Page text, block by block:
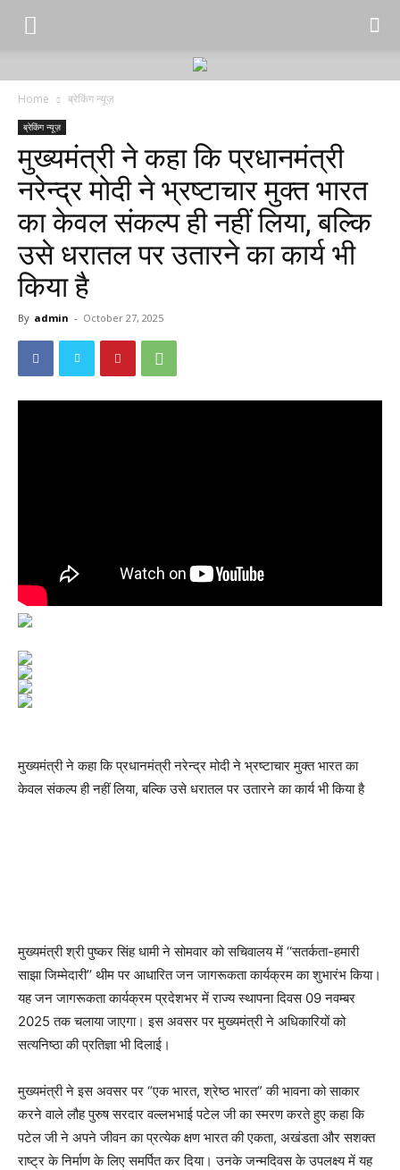
Home ब्रेकिंग न्यूज़
ब्रेकिंग न्यूज़
मुख्यमंत्री ने कहा कि प्रधानमंत्री
नरेन्द्र मोदी ने भ्रष्टाचार मुक्त भारत
का केवल संकल्प ही नहीं लिया, बल्कि
उसे धरातल पर उतारने का कार्य भी
किया है
By admin - October 27, 2025
मुख्यमंत्री ने कहा कि प्रधानमंत्री नरेन्द्र मोदी ने भ्रष्टाचार मुक्त भारत का
केवल संकल्प ही नहीं लिया, बल्कि उसे धरातल पर उतारने का कार्य भी किया है
मुख्यमंत्री श्री पुष्कर सिंह धामी ने सोमवार को सचिवालय में ‘‘सतर्कता-हमारी
साझा जिम्मेदारी’’ थीम पर आधारित जन जागरूकता कार्यक्रम का शुभारंभ किया।
यह जन जागरूकता कार्यक्रम प्रदेशभर में राज्य स्थापना दिवस 09 नवम्बर
2025 तक चलाया जाएगा। इस अवसर पर मुख्यमंत्री ने अधिकारियों को
सत्यनिष्ठा की प्रतिज्ञा भी दिलाई।
मुख्यमंत्री ने इस अवसर पर “एक भारत, श्रेष्ठ भारत” की भावना को साकार
करने वाले लौह पुरुष सरदार वल्लभभाई पटेल जी का स्मरण करते हुए कहा कि
पटेल जी ने अपने जीवन का प्रत्येक क्षण भारत की एकता, अखंडता और सशक्त
राष्ट्र के निर्माण के लिए समर्पित कर दिया। उनके जन्मदिवस के उपलक्ष्य में यह